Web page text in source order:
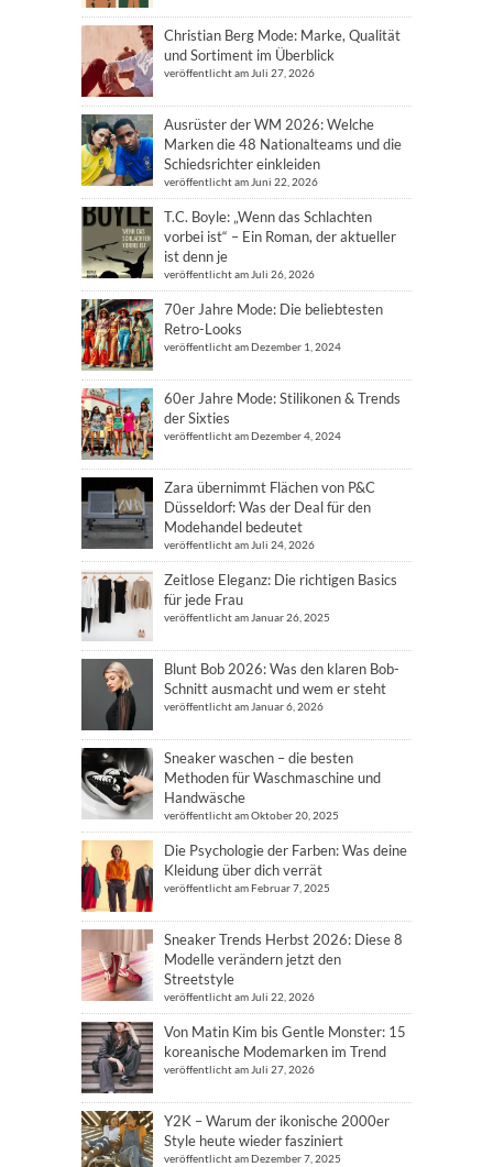
Christian Berg Mode: Marke, Qualität
und Sortiment im Überblick
veröffentlicht am Juli 27, 2026
Ausrüster der WM 2026: Welche
Marken die 48 Nationalteams und die
Schiedsrichter einkleiden
veröffentlicht am Juni 22, 2026
T.C. Boyle: „Wenn das Schlachten
vorbei ist“ – Ein Roman, der aktueller
ist denn je
veröffentlicht am Juli 26, 2026
70er Jahre Mode: Die beliebtesten
Retro-Looks
veröffentlicht am Dezember 1, 2024
60er Jahre Mode: Stilikonen & Trends
der Sixties
veröffentlicht am Dezember 4, 2024
Zara übernimmt Flächen von P&C
Düsseldorf: Was der Deal für den
Modehandel bedeutet
veröffentlicht am Juli 24, 2026
Zeitlose Eleganz: Die richtigen Basics
für jede Frau
veröffentlicht am Januar 26, 2025
Blunt Bob 2026: Was den klaren Bob-
Schnitt ausmacht und wem er steht
veröffentlicht am Januar 6, 2026
Sneaker waschen – die besten
Methoden für Waschmaschine und
Handwäsche
veröffentlicht am Oktober 20, 2025
Die Psychologie der Farben: Was deine
Kleidung über dich verrät
veröffentlicht am Februar 7, 2025
Sneaker Trends Herbst 2026: Diese 8
Modelle verändern jetzt den
Streetstyle
veröffentlicht am Juli 22, 2026
Von Matin Kim bis Gentle Monster: 15
koreanische Modemarken im Trend
veröffentlicht am Juli 27, 2026
Y2K – Warum der ikonische 2000er
Style heute wieder fasziniert
veröffentlicht am Dezember 7, 2025